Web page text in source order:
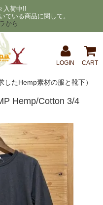
入荷中!!
ている商品に関して。
から
LOGIN CART
たHemp素材の服と靴下）
Hemp/Cotton 3/4